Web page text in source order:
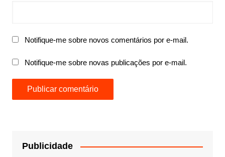
Notifique-me sobre novos comentários por e-mail.
Notifique-me sobre novas publicações por e-mail.
Publicidade